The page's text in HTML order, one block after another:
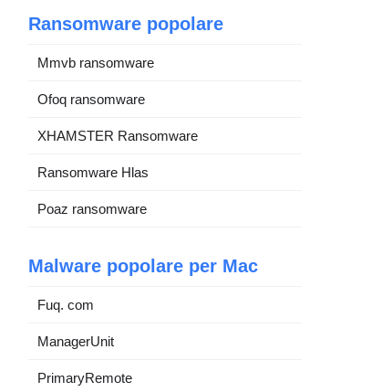
Ransomware popolare
Mmvb ransomware
Ofoq ransomware
XHAMSTER Ransomware
Ransomware Hlas
Poaz ransomware
Malware popolare per Mac
Fuq. com
ManagerUnit
PrimaryRemote